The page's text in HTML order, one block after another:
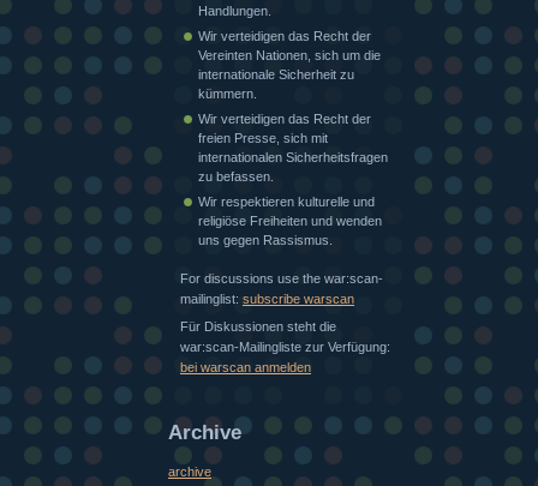
Handlungen.
Wir verteidigen das Recht der
Vereinten Nationen, sich um die
internationale Sicherheit zu
kümmern.
Wir verteidigen das Recht der
freien Presse, sich mit
internationalen Sicherheitsfragen
zu befassen.
Wir respektieren kulturelle und
religiöse Freiheiten und wenden
uns gegen Rassismus.
For discussions use the war:scan-
mailinglist: subscribe warscan
Für Diskussionen steht die
war:scan-Mailingliste zur Verfügung:
bei warscan anmelden
Archive
archive